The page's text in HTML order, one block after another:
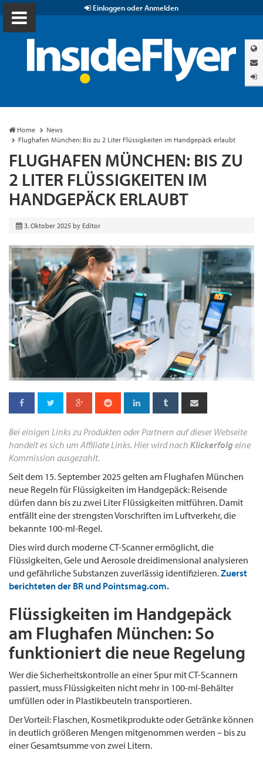
Einloggen oder Anmelden
Home
News
Flughafen München: Bis zu 2 Liter Flüssigkeiten im Handgepäck erlaubt
FLUGHAFEN MÜNCHEN: BIS ZU
2 LITER FLÜSSIGKEITEN IM
HANDGEPÄCK ERLAUBT
3. Oktober 2025 by Editor
Bei einigen Links zu Produkten oder Partnern auf dieser Webseite
handelt es sich um Affiliate Links. Hier wird nach Klickerfolg eine
Kommission ausgezahlt.
Seit dem 15. September 2025 gelten am Flughafen München
neue Regeln für Flüssigkeiten im Handgepäck: Reisende
dürfen dann bis zu zwei Liter Flüssigkeiten mitführen. Damit
entfällt eine der strengsten Vorschriften im Luftverkehr, die
bekannte 100-ml-Regel.
Dies wird durch moderne CT-Scanner ermöglicht, die
Flüssigkeiten, Gele und Aerosole dreidimensional analysieren
und gefährliche Substanzen zuverlässig identifizieren.Zuerst
berichteten der BR und Pointsmag.com.
Flüssigkeiten im Handgepäck
am Flughafen München: So
funktioniert die neue Regelung
Wer die Sicherheitskontrolle an einer Spur mit CT-Scannern
passiert, muss Flüssigkeiten nicht mehr in 100-ml-Behälter
umfüllen oder in Plastikbeuteln transportieren.
Der Vorteil: Flaschen, Kosmetikprodukte oder Getränke können
in deutlich größeren Mengen mitgenommen werden – bis zu
einer Gesamtsumme von zwei Litern.